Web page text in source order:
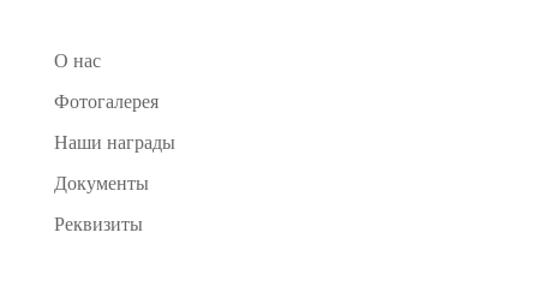
О нас
Фотогалерея
Наши награды
Документы
Реквизиты